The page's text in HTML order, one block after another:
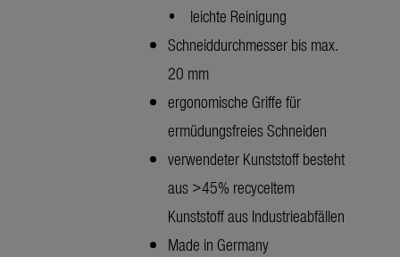
• leichte Reinigung
Schneiddurchmesser bis max.
20 mm
ergonomische Griffe für
ermüdungsfreies Schneiden
verwendeter Kunststoff besteht
aus >45% recyceltem
Kunststoff aus Industrieabfällen
Made in Germany